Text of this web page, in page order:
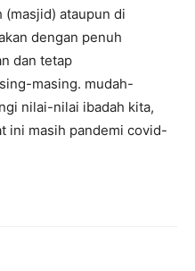
(masjid) ataupun di
dengan penuh
dan tetap
masing. mudah-
nilai-nilai ibadah kita,
ini masih pandemi covid-